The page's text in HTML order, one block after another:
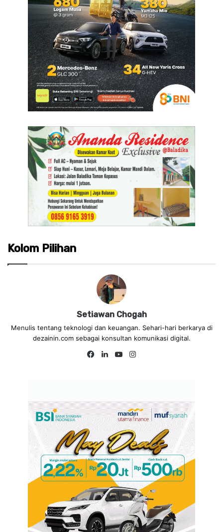
Kolom Pilihan
Setiawan Chogah
Menulis tentang teknologi dan keuangan. Sehari-hari berkarya di
dezainin.com sebagai konsultan komunikasi digital.
Fa
Lin
Yo